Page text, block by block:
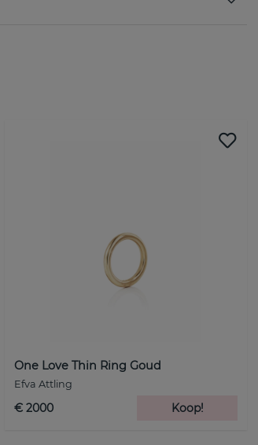
One Love Thin Ring Goud
Efva Attling
€ 2000 Koop!